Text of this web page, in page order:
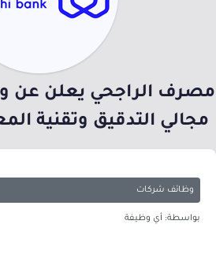
مصرف الراجحي يعلن عن
مجالي التدقيق وتقنية
وظائف شركات
بواسطة: أي وظيفة